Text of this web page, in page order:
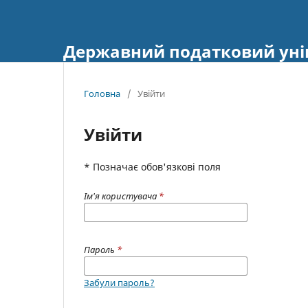
Державний податковий
Головна / Увійти
Увійти
* Позначає обов'язкові поля
Ім'я користувача *
Пароль *
Забули пароль?